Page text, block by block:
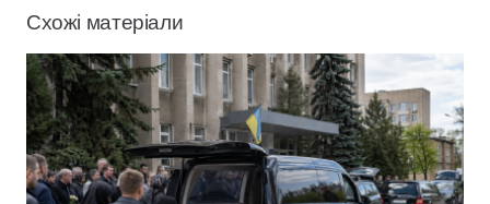
Схожі матеріали